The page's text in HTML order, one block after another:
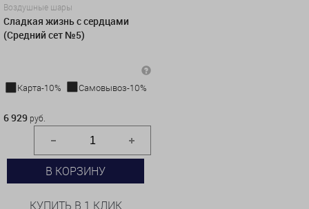
Воздушные шары
Сладкая жизнь с сердцами
(Средний сет №5)
Карта-10%
Самовывоз-10%
6 929 руб.
В КОРЗИНУ
КУПИТЬ В 1 КЛИК